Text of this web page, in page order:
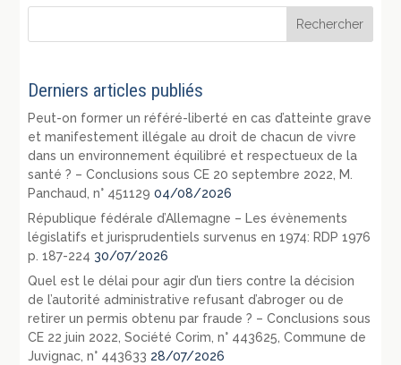
Derniers articles publiés
Peut-on former un référé-liberté en cas d’atteinte grave
et manifestement illégale au droit de chacun de vivre
dans un environnement équilibré et respectueux de la
santé ? – Conclusions sous CE 20 septembre 2022, M.
Panchaud, n° 451129 04/08/2026
République fédérale d’Allemagne – Les évènements
législatifs et jurisprudentiels survenus en 1974: RDP 1976
p. 187-224 30/07/2026
Quel est le délai pour agir d’un tiers contre la décision
de l’autorité administrative refusant d’abroger ou de
retirer un permis obtenu par fraude ? – Conclusions sous
CE 22 juin 2022, Société Corim, n° 443625, Commune de
Juvignac, n° 443633 28/07/2026